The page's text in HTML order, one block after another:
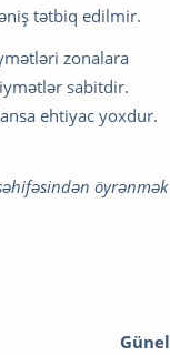
tətbiq edilmir.
zonalara
sabitdir.
ehtiyac yoxdur.
öyrənmək
Günel